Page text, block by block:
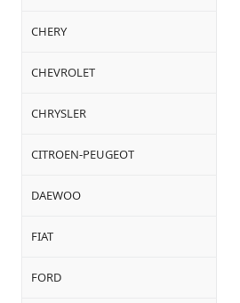
CHERY
CHEVROLET
CHRYSLER
CITROEN-PEUGEOT
DAEWOO
FIAT
FORD